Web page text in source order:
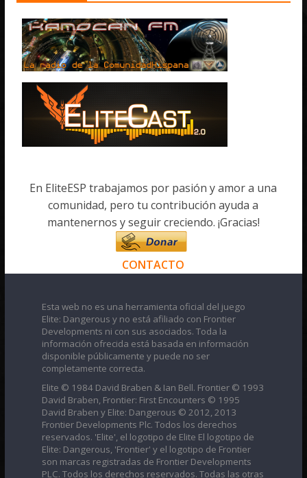
En EliteESP trabajamos por pasión y amor a una
comunidad, pero tu contribución ayuda a
mantenernos y seguir creciendo. ¡Gracias!
CONTACTO
Esta web no es una herramienta oficial del juego
Elite: Dangerous y no está afiliado con Frontier
Developments ni con sus asociados. Toda la
información ofrecida está basada en información
disponible públicamente y puede no ser
completamente correcta.
Elite © 1984 David Braben & Ian Bell. Frontier © 1993
David Braben, Frontier: First Encounters © 1995
David Braben y Elite: Dangerous © 2012, 2013
Frontier Developments Plc. Todos los derechos
reservados. 'Elite', el logotipo de Elite El logotipo de
Elite: Dangerous, 'Frontier' y el logotipo de Frontier
son marcas registradas de Frontier Developments
PLC. Todos los derechos reservados. Todas las otras